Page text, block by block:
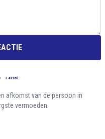
+ 41160
afkomst van de persoon in
vermoeden.